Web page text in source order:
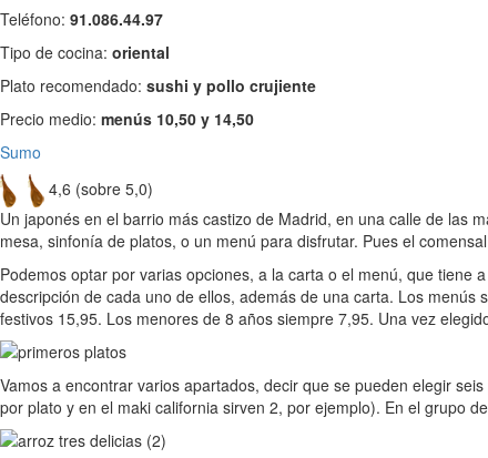
Teléfono: 91.086.44.97
Tipo de cocina: oriental
Plato recomendado: sushi y pollo crujiente
Precio medio: menús 10,50 y 14,50
Sumo
4,6 (sobre 5,0)
Un japonés en el barrio más castizo de Madrid, en una calle de las
mesa, sinfonía de platos, o un menú para disfrutar. Pues el
Podemos optar por varias opciones, a la carta o el menú, que
descripción de cada uno de ellos, además de una carta. Los
festivos 15,95. Los menores de 8 años siempre 7,95. Una vez
Vamos a encontrar varios apartados, decir que se pueden elegir
por plato y en el maki california sirven 2, por ejemplo). En el grupo